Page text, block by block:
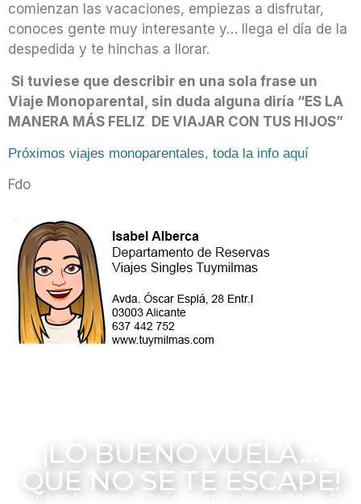
comienzan las vacaciones, empiezas a disfrutar,
conoces gente muy interesante y… llega el día de la
despedida y te hinchas a llorar.
Si tuviese que describir en una sola frase un
Viaje Monoparental, sin duda alguna diría “ES LA
MANERA MÁS FELIZ DE VIAJAR CON TUS HIJOS”
Próximos viajes monoparentales, toda la info aquí
Fdo
¡LO BUENO VUELA...
QUE NO SE TE ESCAPE!
Recibe en tu WhatsApp, Telegram o en tu email todas